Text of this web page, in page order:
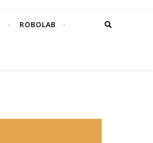
ROBOLAB